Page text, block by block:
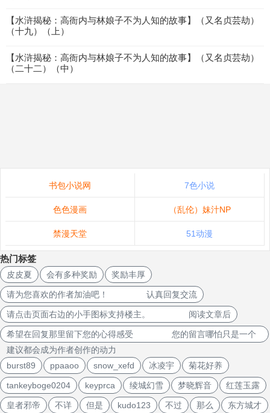
【水浒揭秘：高衙内与林娘子不为人知的故事】（又名贞芸劫）
（十九）（上）
【水浒揭秘：高衙内与林娘子不为人知的故事】（又名贞芸劫）
（二十二）（中）
书包小说网 7色小说
色色漫画 （乱伦）妹汁NP
禁漫天堂 51动漫
热门标签
皮皮夏 会有多种奖励 奖励丰厚
请为您喜欢的作者加油吧！ 认真回复交流
请点击页面右边的小手图标支持楼主。 阅读文章后
希望在回复那里留下您的心得感受 您的留言哪怕只是一个
建议都会成为作者创作的动力
burst89
ppaaoo snow_xefd 冰凌宇 菊花好养
tankeyboge0204 keyprca 绫城幻雪 梦晓辉音 红莲玉露
皇者邪帝 不详 但是 kudo123 不过 那么 东方城才